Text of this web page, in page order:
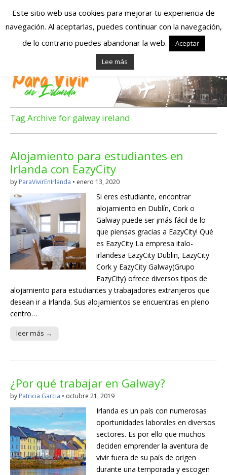
Españoles en
Irlanda – Vivir en
Irlanda – Trabajo
en Irlanda –
Alojamiento en
Irlanda
Blog dedicado a los que viven, estudian y trabajan en
Irlanda!
Tag Archive for galway ireland
Alojamiento para estudiantes en
Irlanda con EazyCity
by ParaVivirEnIrlanda • enero 13, 2020
Si eres estudiante, encontrar
alojamiento en Dublín, Cork o
Galway puede ser ¡más fácil de lo
que piensas gracias a EazyCity! Qué
es EazyCity La empresa italo-
irlandesa EazyCity Dublin, EazyCity
Cork y EazyCity Galway(Grupo
EazyCity) ofrece diversos tipos de
alojamiento para estudiantes y trabajadores extranjeros que
desean ir a Irlanda. Sus alojamientos se encuentras en pleno
centro…
leer más →
¿Por qué trabajar en Galway?
by Patricia Garcia • octubre 21, 2019
Irlanda es un país con numerosas
oportunidades laborales en diversos
sectores. Es por ello que muchos
deciden emprender la aventura de
vivir fuera de su país de origen
durante una temporada y escogen
Este sitio web usa cookies para mejorar tu experiencia de
navegación. Al aceptarlas, puedes continuar con la navegación,
de lo contrario puedes abandonar la web.
Aceptar
Lee más